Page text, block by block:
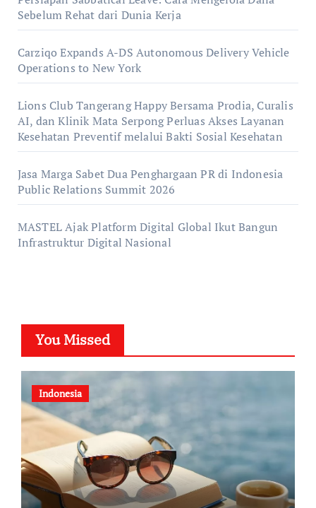
Sebelum Rehat dari Dunia Kerja
Carziqo Expands A-DS Autonomous Delivery Vehicle
Operations to New York
Lions Club Tangerang Happy Bersama Prodia, Curalis
AI, dan Klinik Mata Serpong Perluas Akses Layanan
Kesehatan Preventif melalui Bakti Sosial Kesehatan
Jasa Marga Sabet Dua Penghargaan PR di Indonesia
Public Relations Summit 2026
MASTEL Ajak Platform Digital Global Ikut Bangun
Infrastruktur Digital Nasional
You Missed
Indonesia